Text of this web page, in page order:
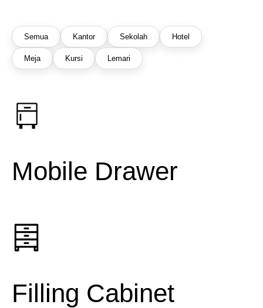
Semua Kantor Sekolah Hotel
Meja Kursi Lemari
Mobile Drawer
Filling Cabinet